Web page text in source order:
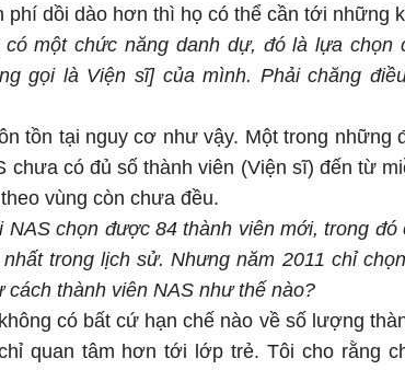
phí dồi dào hơn thì họ có thể cần tới những
có một chức năng danh dự, đó là lựa chọn
gọi là Viện sĩ] của mình. Phải chăng
tồn tại nguy cơ như vậy. Một trong những
chưa có đủ số thành viên (Viện sĩ) đến từ
vùng còn chưa đều.
NAS chọn được 84 thành viên mới, trong
trong lịch sử. Nhưng năm 2011 chỉ
cách thành viên NAS như thế nào?
có bất cứ hạn chế nào về số lượng
quan tâm hơn tới lớp trẻ. Tôi cho rằng